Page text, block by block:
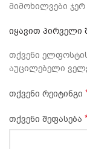
მიმოხილვები
ᲘᲧᲐᲕᲘᲗ ᲞᲘᲠᲕᲔᲚᲘ
თქვენი
აუცილებელი
თქვენი რეიტინგი
თქვენი შეფასება